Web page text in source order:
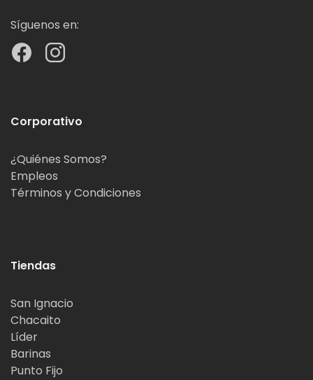
Síguenos en:
Corporativo
¿Quiénes Somos?
Empleos
Términos y Condiciones
Tiendas
San Ignacio
Chacaito
Líder
Barinas
Punto Fijo